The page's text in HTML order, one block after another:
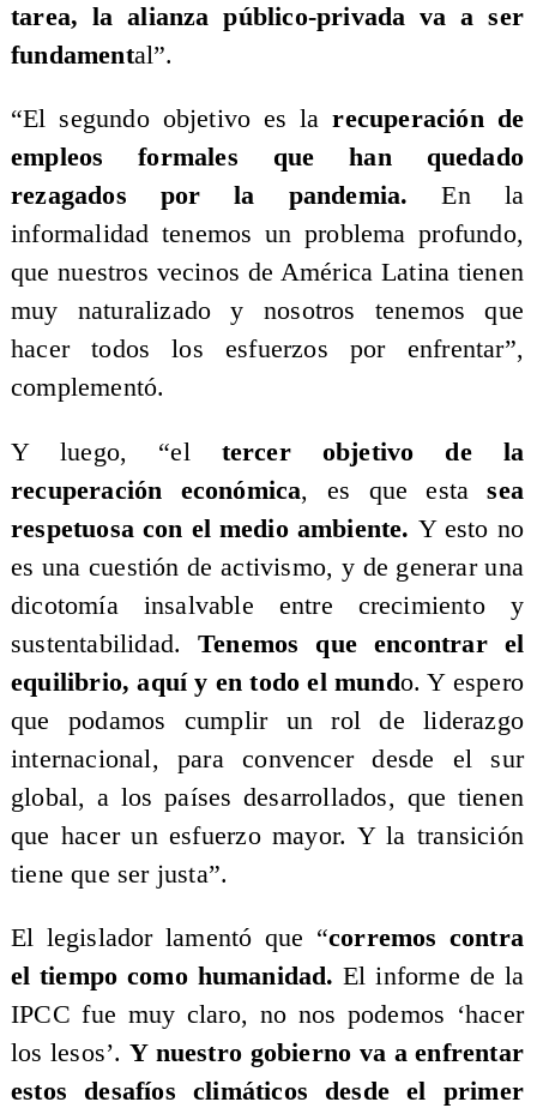
tarea, la alianza público-privada va a ser
fundamental”.
“El segundo objetivo es larecuperación de
empleos formales que han quedado
rezagados por la pandemia.En la
informalidad tenemos un problema profundo,
que nuestros vecinos de América Latina tienen
muy naturalizado y nosotros tenemos que
hacer todos los esfuerzos por enfrentar”,
complementó.
Y luego, “el tercer objetivo de la
recuperación económica, es que estasea
respetuosa con el medio ambiente. Y esto no
es una cuestión de activismo, y de generar una
dicotomía insalvable entre crecimiento y
sustentabilidad.Tenemos que encontrar el
equilibrio, aquí y en todo el mundo. Y espero
que podamos cumplir un rol de liderazgo
internacional, para convencer desde el sur
global, a los países desarrollados, que tienen
que hacer un esfuerzo mayor. Y la transición
tiene que ser justa”.
El legislador lamentó que “corremos contra
el tiempo como humanidad. El informe de la
IPCC fue muy claro, no nos podemos ‘hacer
los lesos’. Y nuestro gobierno va a enfrentar
estos desafíos climáticos desde el primer